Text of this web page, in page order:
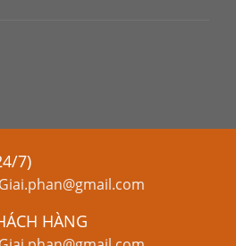
7)
Giai.phan@gmail.com
HÀNG